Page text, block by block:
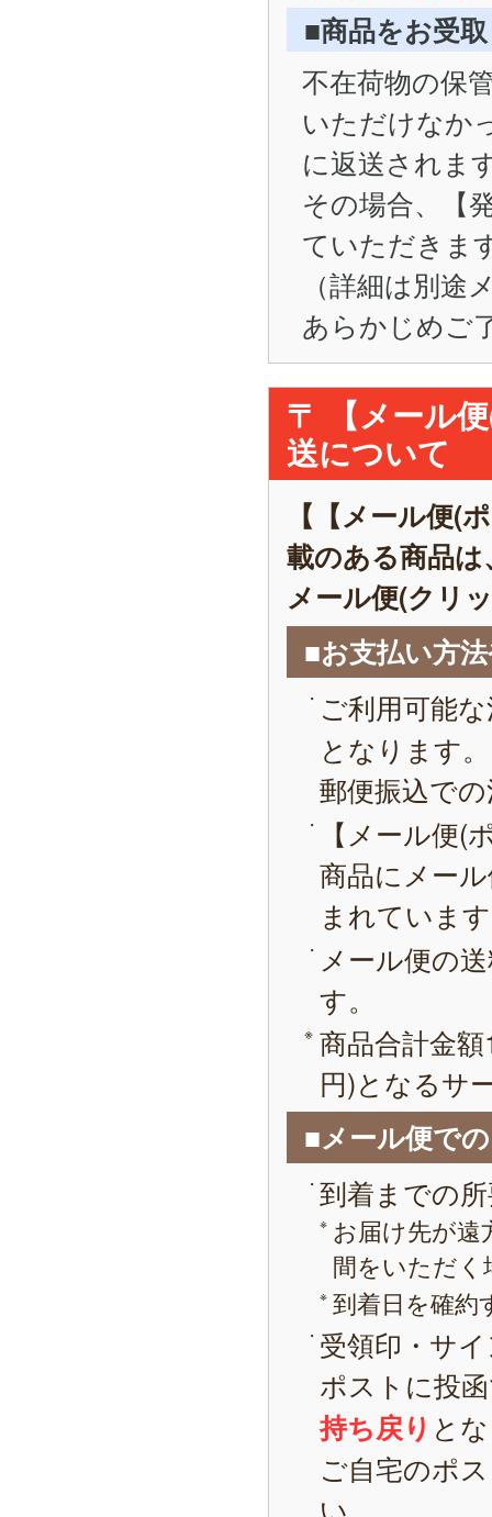
■商品をお受
不在荷物の保
いただけなか
に返送されま
その場合、【
ていただきま
（詳細は別
あらかじめご
〒 【メール
送について
【【メール便(
載のある商品
メール便(クリ
■お支払い方
ご利用可能
となります。
郵便振込で
【メール便(
商品にメー
まれていま
メール便の
す。
商品合計金
円)となるサ
■メール便で
到着までの
お届け先が遠
間をいただ
到着日を確約
受領印・サ
ポストに投
持ち戻り と
ご自宅のポ
い。